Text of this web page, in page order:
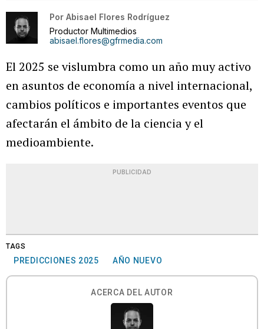
Por Abisael Flores Rodríguez
Productor Multimedios
abisael.flores@gfrmedia.com
El 2025 se vislumbra como un año muy activo
en asuntos de economía a nivel internacional,
cambios políticos e importantes eventos que
afectarán el ámbito de la ciencia y el
medioambiente.
PUBLICIDAD
TAGS
PREDICCIONES 2025 AÑO NUEVO
ACERCA DEL AUTOR